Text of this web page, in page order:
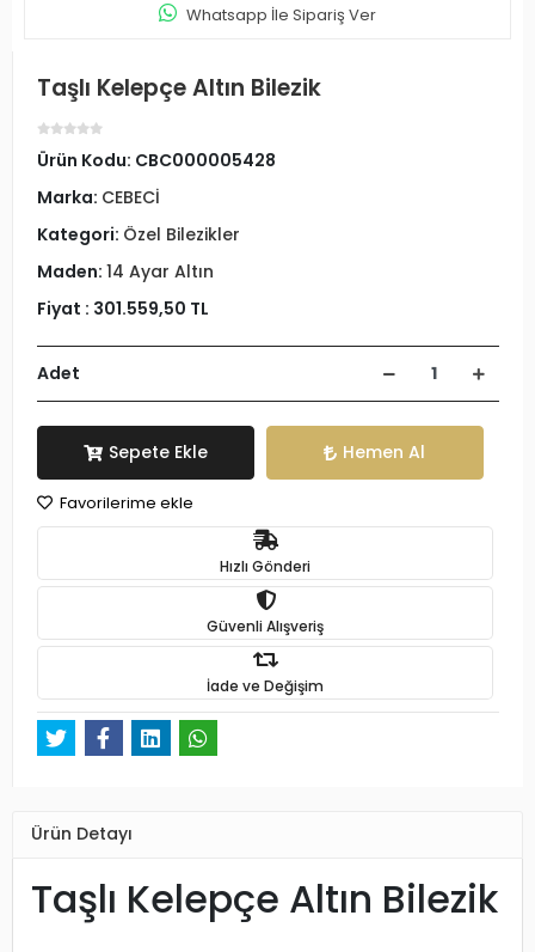
Whatsapp İle Sipariş Ver
Taşlı Kelepçe Altın Bilezik
Ürün Kodu: CBC000005428
Marka: CEBECİ
Kategori: Özel Bilezikler
Maden: 14 Ayar Altın
Fiyat : 301.559,50 TL
Adet
Sepete Ekle Hemen Al
Favorilerime ekle
Hızlı Gönderi
Güvenli Alışveriş
İade ve Değişim
Ürün Detayı
Taşlı Kelepçe Altın Bilezik